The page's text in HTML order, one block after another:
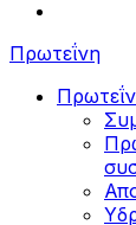
Πρωτεΐνη